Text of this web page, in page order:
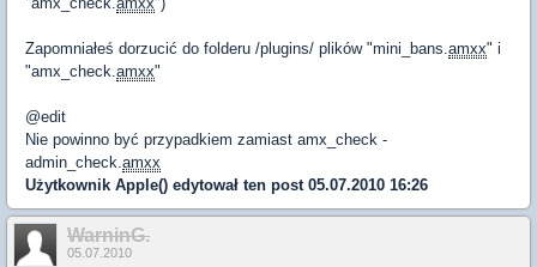
Zapomniałeś dorzucić do folderu /plugins/ plików "mini_bans.amxx" i
"amx_check.amxx"
@edit
Nie powinno być przypadkiem zamiast amx_check -
admin_check.amxx
Użytkownik Apple() edytował ten post 05.07.2010 16:26
WarninG.
05.07.2010